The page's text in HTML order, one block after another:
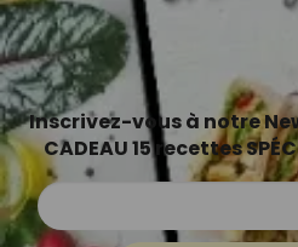
Inscrivez-vous à notre
CADEAU 15 recettes